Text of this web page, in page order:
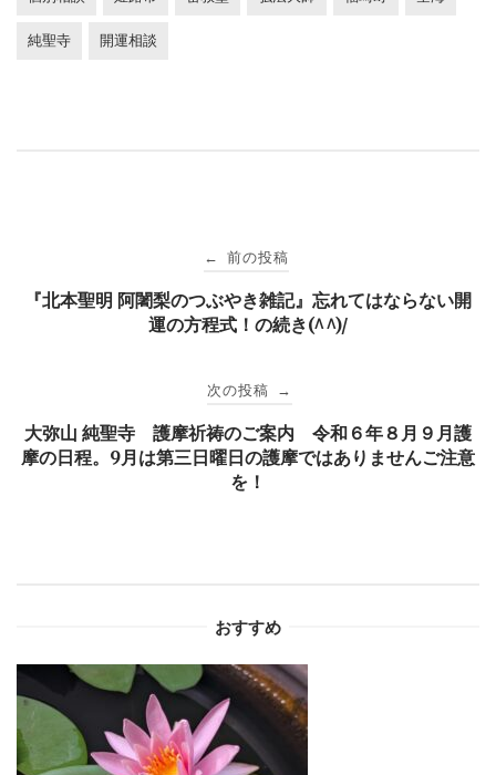
純聖寺 開運相談
稿
ビ
ン
← 前の投稿
『北本聖明 阿闍梨のつぶやき雑記』忘れてはならない開
運の方程式！の続き(^^)/
次の投稿 →
大弥山 純聖寺 護摩祈祷のご案内 令和６年８月９月護
摩の日程。9月は第三日曜日の護摩ではありませんご注意
を！
おすすめ